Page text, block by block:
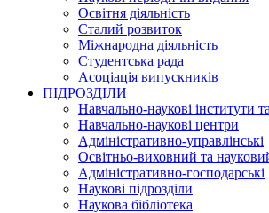
Освітня діяльність
Сталий розвиток
Міжнародна діяльність
Студентська рада
Асоціація випускників
ПІДРОЗДІЛИ
Навчально-наукові інститути
Навчально-наукові центри
Адміністративно-управлінські
Освітньо-виховний та
Адміністративно-господарські
Наукові підрозділи
Наукова бібліотека